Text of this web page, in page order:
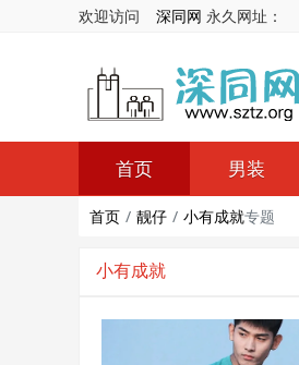
欢迎访问 深同网 永久网址：
首页 男装
首页 靓仔 小有成就专题
小有成就